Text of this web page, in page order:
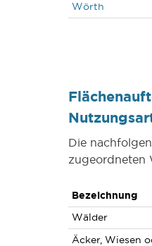
Wörth
Die
zugeordneten
Bezeichnung
Wälder
Äcker, Wiesen